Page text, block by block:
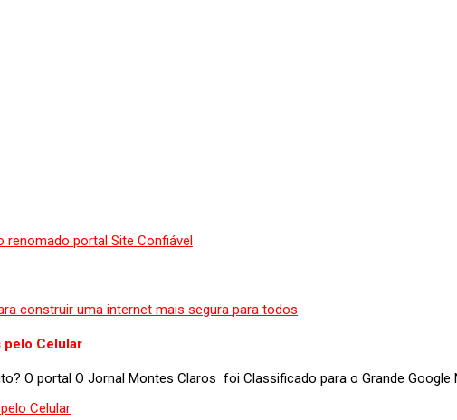
pelo Celular
O portal O Jornal Montes Claros foi Classificado para o Grande Google